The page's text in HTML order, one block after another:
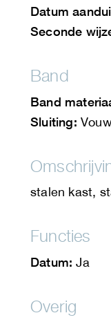
Datum
Seconde
Band
Band
Sluiting:
stalen kast,
Functies
Datum: Ja
Overig